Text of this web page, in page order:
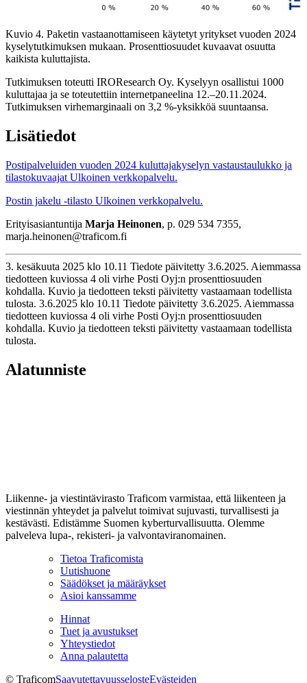
Kuvio 4. Paketin vastaanottamiseen käytetyt yritykset vuoden 2024
kyselytutkimuksen mukaan. Prosenttiosuudet kuvaavat osuutta
kaikista kuluttajista.
Tutkimuksen toteutti IROResearch Oy. Kyselyyn osallistui 1000
kuluttajaa ja se toteutettiin internetpaneelina 12.–20.11.2024.
Tutkimuksen virhemarginaali on 3,2 %-yksikköä suuntaansa.
Lisätiedot
Postipalveluiden vuoden 2024 kuluttajakyselyn vastaustaulukko ja
tilastokuvaajat Ulkoinen verkkopalvelu.
Postin jakelu -tilasto Ulkoinen verkkopalvelu.
Erityisasiantuntija Marja Heinonen, p. 029 534 7355,
marja.heinonen@traficom.fi
3. kesäkuuta 2025 klo 10.11 Tiedote päivitetty 3.6.2025. Aiemmassa
tiedotteen kuviossa 4 oli virhe Posti Oyj:n prosenttiosuuden
kohdalla. Kuvio ja tiedotteen teksti päivitetty vastaamaan todellista
tulosta. 3.6.2025 klo 10.11 Tiedote päivitetty 3.6.2025. Aiemmassa
tiedotteen kuviossa 4 oli virhe Posti Oyj:n prosenttiosuuden
kohdalla. Kuvio ja tiedotteen teksti päivitetty vastaamaan todellista
tulosta.
Alatunniste
Liikenne- ja viestintävirasto Traficom varmistaa, että liikenteen ja
viestinnän yhteydet ja palvelut toimivat sujuvasti, turvallisesti ja
kestävästi. Edistämme Suomen kyberturvallisuutta. Olemme
palveleva lupa-, rekisteri- ja valvontaviranomainen.
Tietoa Traficomista
Uutishuone
Säädökset ja määräykset
Asioi kanssamme
Hinnat
Tuet ja avustukset
Yhteystiedot
Anna palautetta
© TraficomSaavutettavuusselosteEvästeiden